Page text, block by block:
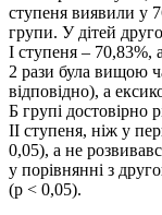
ступеня виявили у
групи. У дітей
І ступеня –
2 рази була вищою
відповідно), а
Б групі достовірно
ІІ ступеня, ніж у
0,05), а не
у порівнянні з
(р < 0,05).